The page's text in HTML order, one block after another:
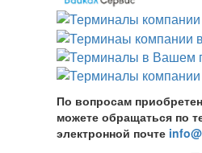
По вопросам
можете обращаться по
электронной почте